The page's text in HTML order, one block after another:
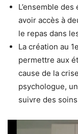
L’ensemble
avoir accès à
le repas dans
La création au
permettre aux
cause de la
psychologue,
suivre des